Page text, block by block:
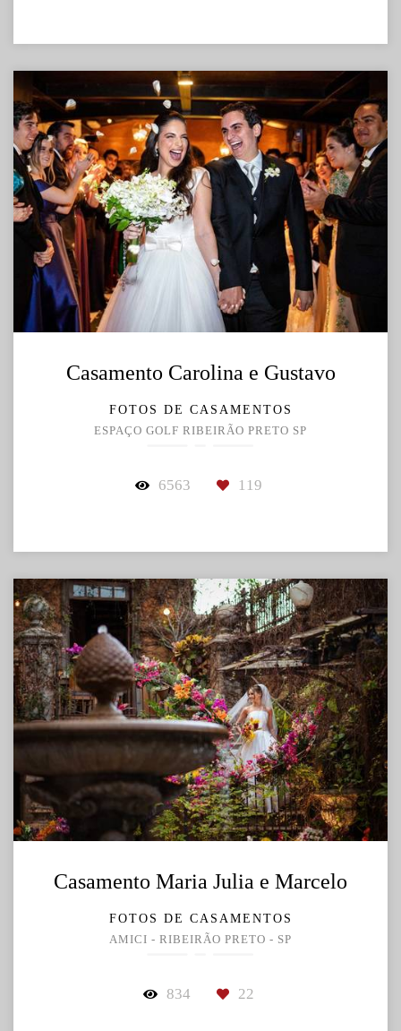
Casamento Carolina e Gustavo
FOTOS DE CASAMENTOS
ESPAÇO GOLF RIBEIRÃO PRETO SP
6563 119
Casamento Maria Julia e Marcelo
FOTOS DE CASAMENTOS
AMICI - RIBEIRÃO PRETO - SP
834 22